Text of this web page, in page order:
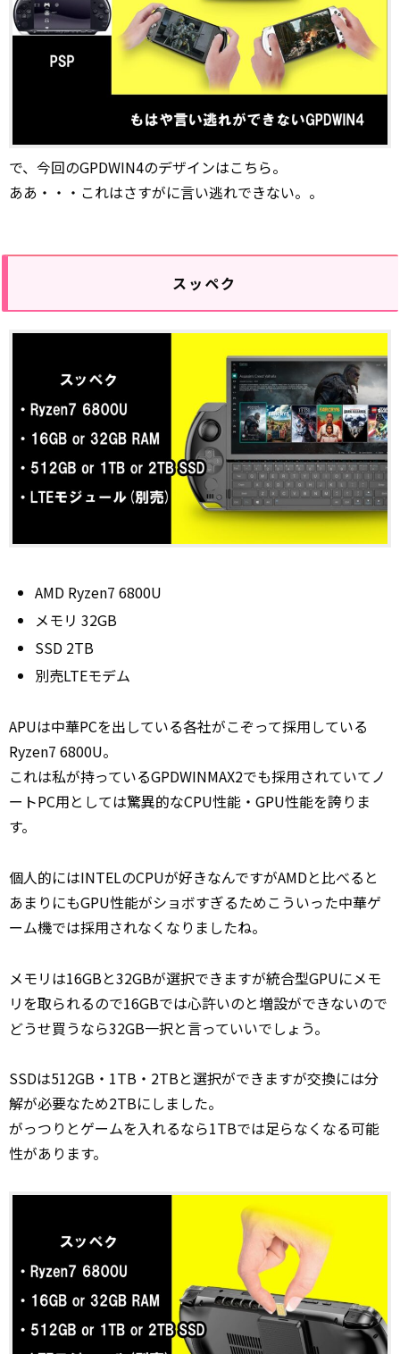
で、今回のGPDWIN4のデザインはこちら。
ああ・・・これはさすがに言い逃れできない。。
スッペク
AMD Ryzen7 6800U
メモリ 32GB
SSD 2TB
別売LTEモデム
APUは中華PCを出している各社がこぞって採用している
Ryzen7 6800U。
これは私が持っているGPDWINMAX2でも採用されていてノ
ートPC用としては驚異的なCPU性能・GPU性能を誇りま
す。
個人的にはINTELのCPUが好きなんですがAMDと比べると
あまりにもGPU性能がショボすぎるためこういった中華ゲ
ーム機では採用されなくなりましたね。
メモリは16GBと32GBが選択できますが統合型GPUにメモ
リを取られるので16GBでは心許いのと増設ができないので
どうせ買うなら32GB一択と言っていいでしょう。
SSDは512GB・1TB・2TBと選択ができますが交換には分
解が必要なため2TBにしました。
がっつりとゲームを入れるなら1TBでは足らなくなる可能
性があります。